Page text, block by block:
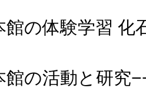
館の体験学習
館の活動と研究